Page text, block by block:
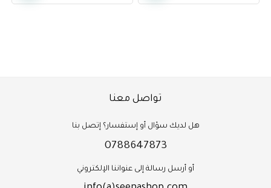
تواصل معنا
هل لديك سؤال أو إستفسار؟ إتصل بنا
0788647873
أو أرسل رسالة إلى عنواننا الإلكتروني